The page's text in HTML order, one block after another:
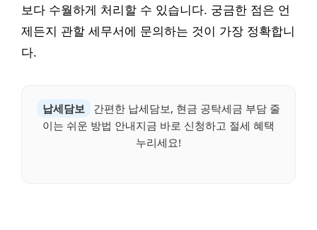
보다 수월하게 처리할 수 있습니다. 궁금한 점은 언
제든지 관할 세무서에 문의하는 것이 가장 정확합니
다.
납세담보
간편한 납세담보, 현금 공탁세금 부담 줄
이는 쉬운 방법 안내지금 바로 신청하고 절세 혜택
누리세요!